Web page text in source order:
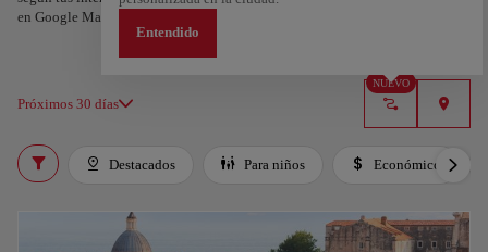
en Google Maps.
Próximos 30 días
NUEVO
Entendido
Destacados Para niños Económico